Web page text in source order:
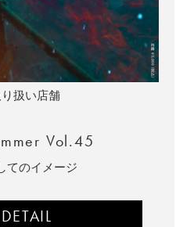
扱い店舗
Vol.45
てのイメージ